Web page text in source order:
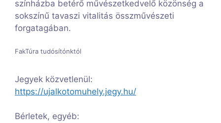
színházba betérő művészetkedvelő közönség a
sokszínű tavaszi vitalitás összművészeti
forgatagában.
FakTúra tudósítónktól
Jegyek közvetlenül:
https://ujalkotomuhely.jegy.hu/
Bérletek, egyéb: